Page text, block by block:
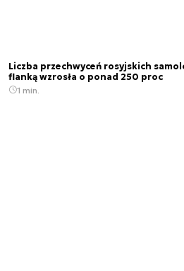
Liczba przechwyceń rosyjskich
flanką wzrosła o ponad 250 proc
1 min.